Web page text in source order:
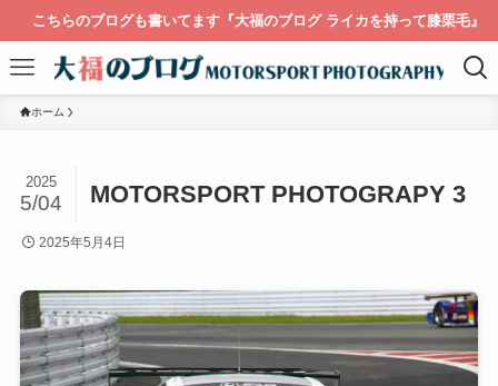
こちらのブログも書いてます『大福のブログ ライカを持って膝栗毛』
ホーム
MOTORSPORT PHOTOGRAPY 3
2025
5/04
2025年5月4日